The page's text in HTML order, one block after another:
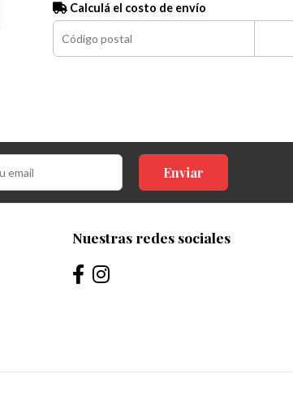
Calculá el costo de envío
Enviar
Nuestras redes sociales